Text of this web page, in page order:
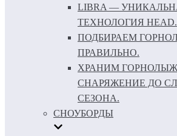
LIBRA —
ТЕХНОЛОГИЯ HEAD.
ПОДБИРАЕМ
ПРАВИЛЬНО.
ХРАНИМ
СНАРЯЖЕНИЕ ДО
СЕЗОНА.
СНОУБОРДЫ